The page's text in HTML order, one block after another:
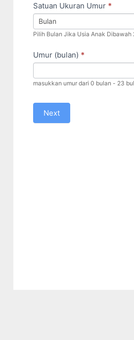
Satuan Ukuran Umur *
Pilih Bulan Jika Usia Anak Dibawah
Umur (bulan) *
masukkan umur dari 0 bulan - 23
Next